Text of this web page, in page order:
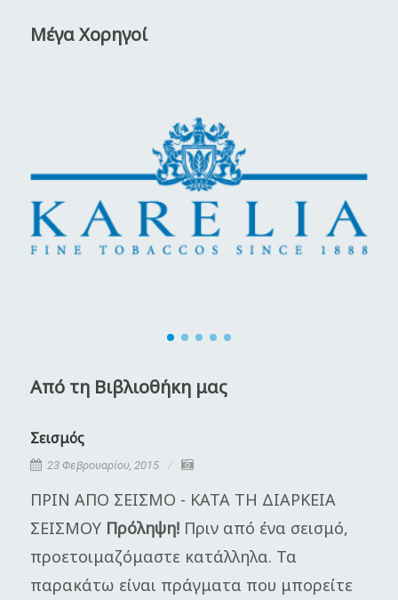
Μέγα Χορηγοί
Από τη Βιβλιοθήκη μας
Σεισμός
23 Φεβρουαρίου, 2015
ΠΡΙΝ ΑΠΟ ΣΕΙΣΜΟ - ΚΑΤΑ ΤΗ ΔΙΑΡΚΕΙΑ
ΣΕΙΣΜΟΥ Πρόληψη! Πριν από ένα σεισμό,
προετοιμαζόμαστε κατάλληλα. Τα
παρακάτω είναι πράγματα που μπορείτε